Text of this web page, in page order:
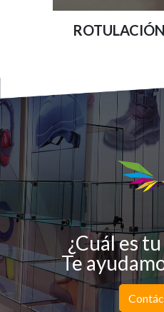
¿Cuál es
Te